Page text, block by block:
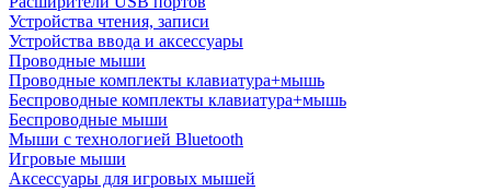
Устройства чтения, записи
Устройства ввода и аксессуары
Проводные мыши
Проводные комплекты клавиатура+мышь
Беспроводные комплекты клавиатура+мышь
Беспроводные мыши
Мыши с технологией Bluetooth
Игровые мыши
Аксессуары для игровых мышей